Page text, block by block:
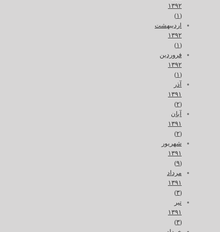
۱۳۹۲
(۱)
اردیبهشت
۱۳۹۲
(۱)
فروردین
۱۳۹۲
(۱)
آذر
۱۳۹۱
(۲)
آبان
۱۳۹۱
(۲)
شهریور
۱۳۹۱
(۹)
مرداد
۱۳۹۱
(۳)
تیر
۱۳۹۱
(۳)